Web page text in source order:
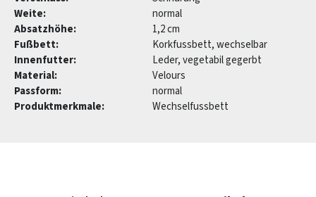
Weite:
normal
Absatzhöhe:
1,2 cm
Fußbett:
Korkfussbett, wechselbar
Innenfutter:
Leder, vegetabil gegerbt
Material:
Velours
Passform:
normal
Produktmerkmale:
Wechselfussbett